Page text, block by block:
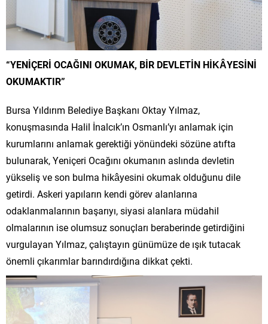
“YENİÇERİ OCAĞINI OKUMAK, BİR DEVLETİN HİKÂYESİNİ
OKUMAKTIR”
Bursa Yıldırım Belediye Başkanı Oktay Yılmaz,
konuşmasında Halil İnalcık’ın Osmanlı’yı anlamak için
kurumlarını anlamak gerektiği yönündeki sözüne atıfta
bulunarak, Yeniçeri Ocağını okumanın aslında devletin
yükseliş ve son bulma hikâyesini okumak olduğunu dile
getirdi. Askeri yapıların kendi görev alanlarına
odaklanmalarının başarıyı, siyasi alanlara müdahil
olmalarının ise olumsuz sonuçları beraberinde getirdiğini
vurgulayan Yılmaz, çalıştayın günümüze de ışık tutacak
önemli çıkarımlar barındırdığına dikkat çekti.